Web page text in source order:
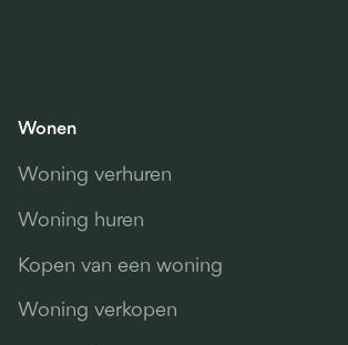
Wonen
Woning verhuren
Woning huren
Kopen van een woning
Woning verkopen